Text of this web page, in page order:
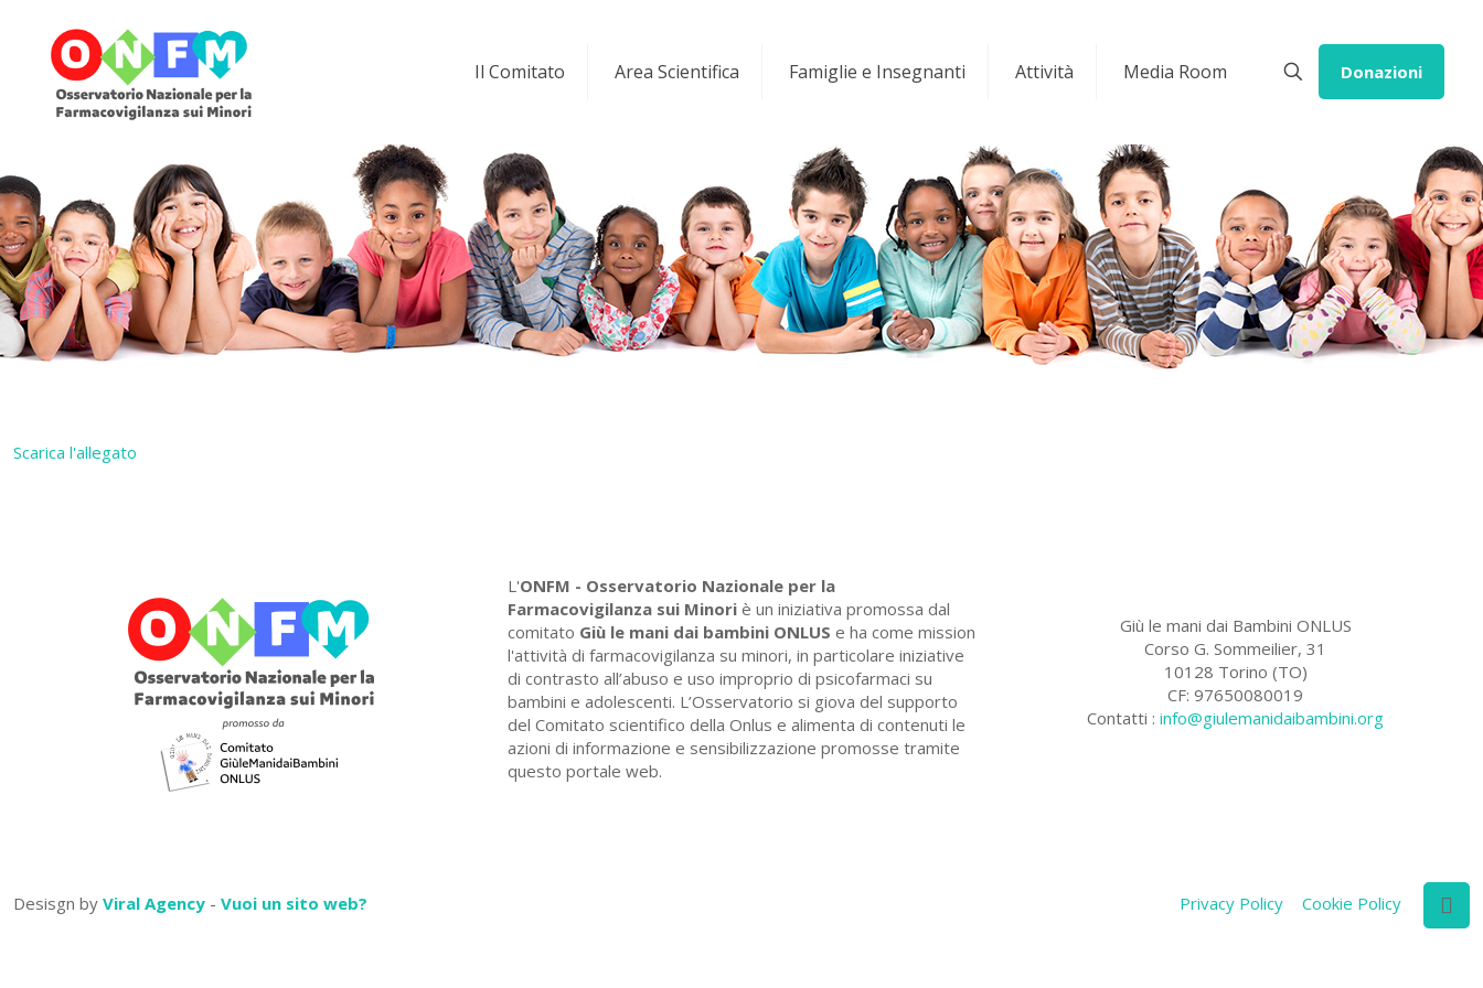
Il Comitato Area Scientifica Famiglie e Insegnanti Attività Media Room Donazioni
Scarica l'allegato
L'ONFM - Osservatorio Nazionale per la
Farmacovigilanza sui Minori è un iniziativa promossa dal
comitato Giù le mani dai bambini ONLUS e ha come mission
l'attività di farmacovigilanza su minori, in particolare iniziative
di contrasto all’abuso e uso improprio di psicofarmaci su
bambini e adolescenti. L’Osservatorio si giova del supporto
del Comitato scientifico della Onlus e alimenta di contenuti le
azioni di informazione e sensibilizzazione promosse tramite
questo portale web.
Giù le mani dai Bambini ONLUS
Corso G. Sommeilier, 31
10128 Torino (TO)
CF: 97650080019
Contatti :info@giulemanidaibambini.org
Desisgn by Viral Agency - Vuoi un sito web? Privacy Policy Cookie Policy